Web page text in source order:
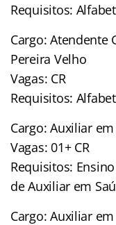
Requisitos:
Cargo: Atendente
Pereira Velho
Vagas: CR
Requisitos:
Cargo: Auxiliar
Vagas: 01+ CR
Requisitos:
de Auxiliar em
Cargo: Auxiliar